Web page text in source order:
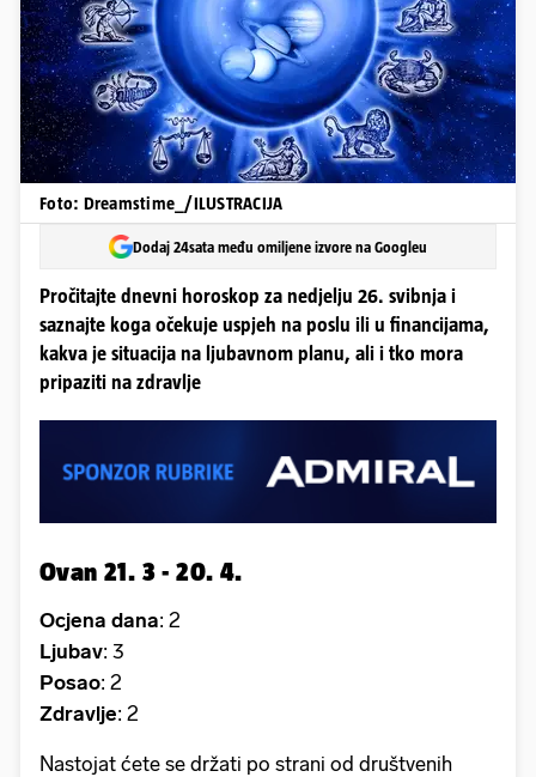
Foto: Dreamstime_/ILUSTRACIJA
Dodaj 24sata među omiljene izvore na Googleu
Pročitajte dnevni horoskop za nedjelju 26. svibnja i
saznajte koga očekuje uspjeh na poslu ili u financijama,
kakva je situacija na ljubavnom planu, ali i tko mora
pripaziti na zdravlje
Ovan 21. 3 - 20. 4.
Ocjena dana: 2
Ljubav: 3
Posao: 2
Zdravlje: 2
Nastojat ćete se držati po strani od društvenih